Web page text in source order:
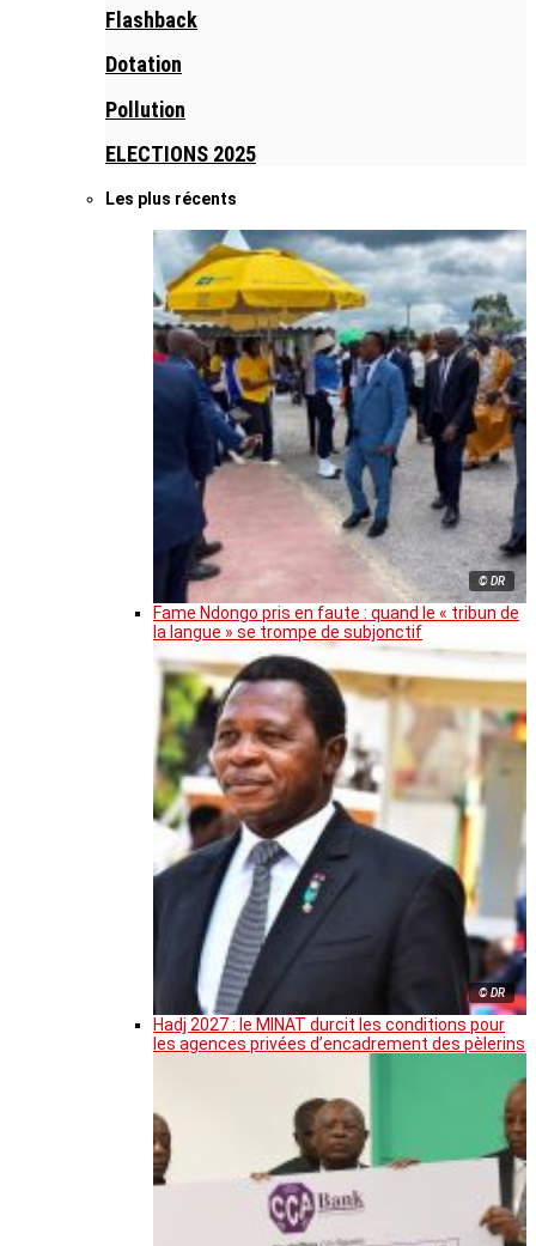
Flashback
Dotation
Pollution
ELECTIONS 2025
Les plus récents
© DR
Fame Ndongo pris en faute : quand le « tribun de
la langue » se trompe de subjonctif
© DR
Hadj 2027 : le MINAT durcit les conditions pour
les agences privées d’encadrement des pèlerins